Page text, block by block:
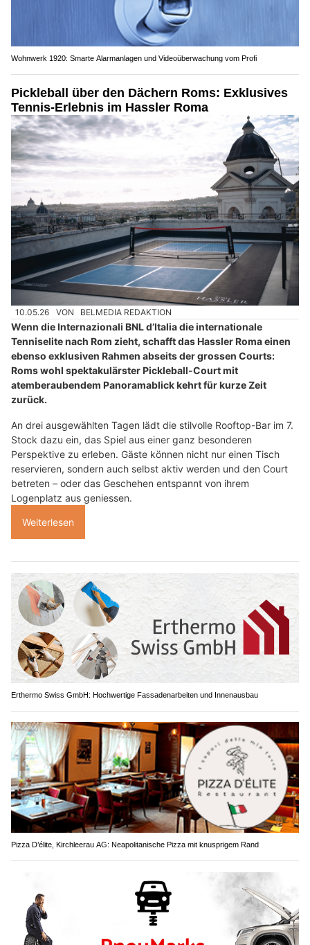
Wohnwerk 1920: Smarte Alarmanlagen und Videoüberwachung vom Profi
Pickleball über den Dächern Roms: Exklusives
Tennis-Erlebnis im Hassler Roma
10.05.26 VON BELMEDIA REDAKTION
Wenn die Internazionali BNL d’Italia die internationale
Tenniselite nach Rom zieht, schafft das Hassler Roma einen
ebenso exklusiven Rahmen abseits der grossen Courts:
Roms wohl spektakulärster Pickleball-Court mit
atemberaubendem Panoramablick kehrt für kurze Zeit
zurück.
An drei ausgewählten Tagen lädt die stilvolle Rooftop-Bar im 7.
Stock dazu ein, das Spiel aus einer ganz besonderen
Perspektive zu erleben. Gäste können nicht nur einen Tisch
reservieren, sondern auch selbst aktiv werden und den Court
betreten – oder das Geschehen entspannt von ihrem
Logenplatz aus geniessen.
Weiterlesen
Erthermo Swiss GmbH: Hochwertige Fassadenarbeiten und Innenausbau
Pizza D’élite, Kirchleerau AG: Neapolitanische Pizza mit knusprigem Rand